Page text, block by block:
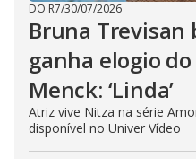
DO R7/30/07/2026
Bruna Trevisan
ganha elogio
Menck: ‘Linda’
Atriz vive Nitza na série
disponível no Univer Vídeo